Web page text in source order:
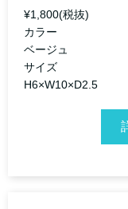
¥1,800(税抜)
カラー
ベージュ
サイズ
H6×W10×D2.5